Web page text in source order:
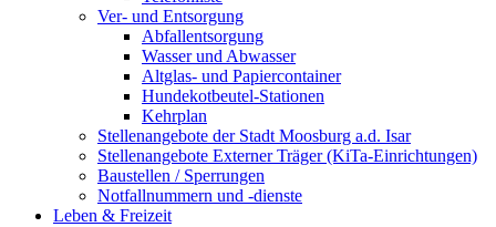
Ver- und Entsorgung
Abfallentsorgung
Wasser und Abwasser
Altglas- und Papiercontainer
Hundekotbeutel-Stationen
Kehrplan
Stellenangebote der Stadt Moosburg a.d. Isar
Stellenangebote Externer Träger (KiTa-Einrichtungen)
Baustellen / Sperrungen
Notfallnummern und -dienste
Leben & Freizeit